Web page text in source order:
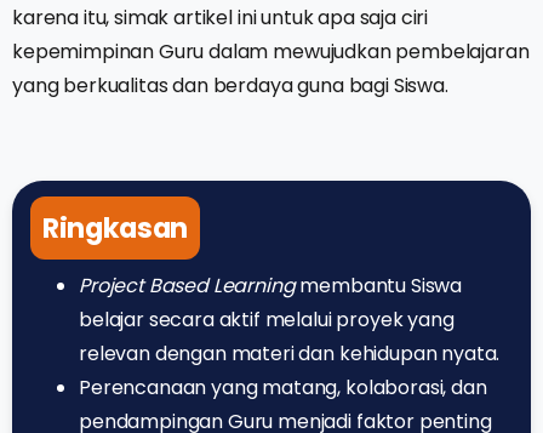
karena itu, simak artikel ini untuk apa saja ciri
kepemimpinan Guru dalam mewujudkan pembelajaran
yang berkualitas dan berdaya guna bagi Siswa.
Ringkasan
Project Based Learningmembantu Siswa
belajar secara aktif melalui proyek yang
relevan dengan materi dan kehidupan nyata.
Perencanaan yang matang, kolaborasi, dan
pendampingan Guru menjadi faktor penting